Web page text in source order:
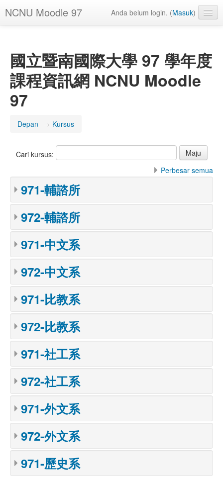
NCNU Moodle 97 Anda belum login. (Masuk)
國立暨南國際大學 97 學年度
課程資訊網 NCNU Moodle
97
Depan → Kursus
Cari kursus:
Perbesar semua
971-輔諮所
972-輔諮所
971-中文系
972-中文系
971-比教系
972-比教系
971-社工系
972-社工系
971-外文系
972-外文系
971-歷史系